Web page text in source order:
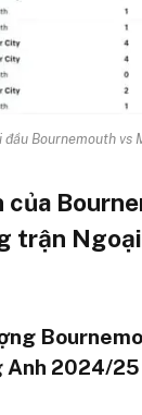
đầu Bournemouth vs
của
trận
Anh 2024/25